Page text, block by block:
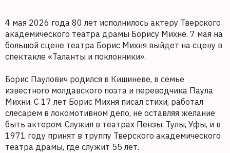
4 мая 2026 года 80 лет исполнилось актеру Тверского
академического театра драмы Борису Михне. 7 мая на
большой сцене театра Борис Михня выйдет на сцену в
спектакле «Таланты и поклонники».
Борис Паулович родился в Кишиневе, в семье
известного молдавского поэта и переводчика Паула
Михни. С 17 лет Борис Михня писал стихи, работал
слесарем в локомотивном депо, не оставляя желание
быть актером. Служил в театрах Пензы, Тулы, Уфы, и в
1971 году принят в труппу Тверского академического
театра драмы, где служит 55 лет.